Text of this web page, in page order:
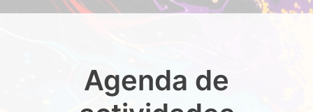
Agenda de